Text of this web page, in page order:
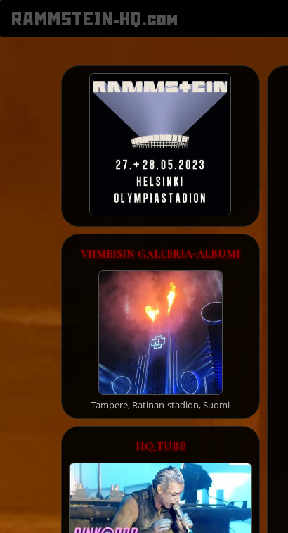
RAMMSTEIN-HQ.com
VIIMEISIN GALLERIA-ALBUMI
Tampere, Ratinan-stadion, Suomi
HQ_TUBE